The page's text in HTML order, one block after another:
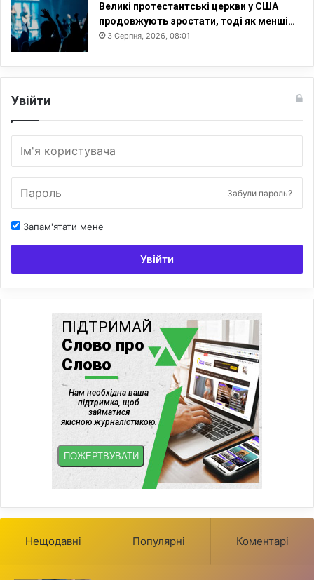
Великі протестантські церкви у США
продовжують зростати, тоді як менші…
3 Серпня, 2026, 08:01
Увійти
Забули пароль?
Запам'ятати мене
Увійти
Нещодавні Популярні Коментарі